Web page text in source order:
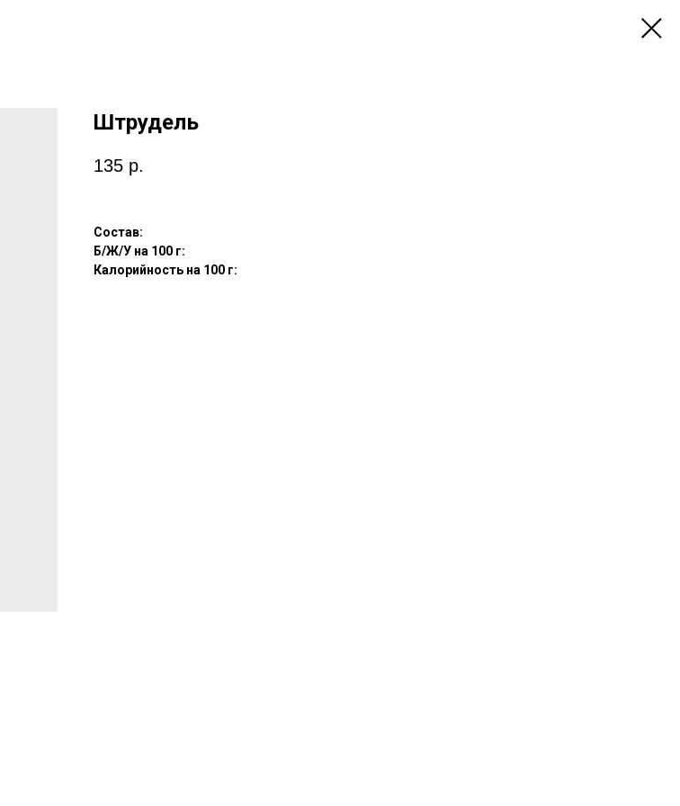
Штрудель
135 р.
Состав:
Б/Ж/У на 100 г:
Калорийность на 100 г: